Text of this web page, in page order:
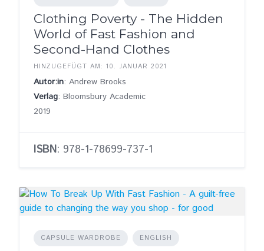
Clothing Poverty - The Hidden
World of Fast Fashion and
Second-Hand Clothes
HINZUGEFÜGT AM: 10. JANUAR 2021
Autor:in: Andrew Brooks
Verlag: Bloomsbury Academic
2019
ISBN: 978-1-78699-737-1
CAPSULE WARDROBE ENGLISH